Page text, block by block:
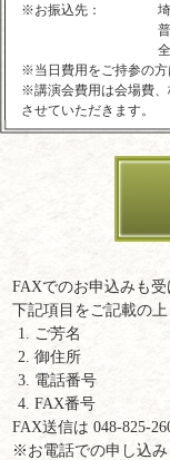
※お振込先：
※当日費用をご持参の方
※講演会費用は会場費、
させていただきます。
FAXでのお申込みも受
下記項目をご記載の上
ご芳名
御住所
電話番号
FAX番号
FAX送信は 048-825-
※お電話での申し込